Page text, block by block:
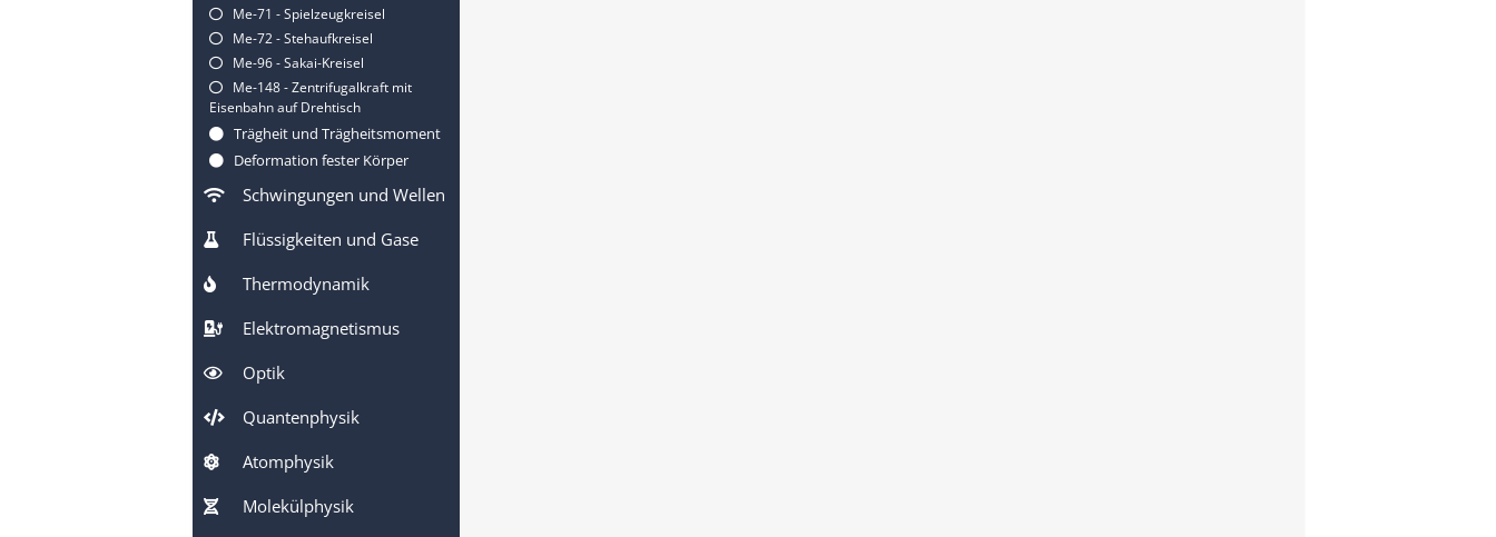
Me-71 - Spielzeugkreisel
Me-72 - Stehaufkreisel
Me-96 - Sakai-Kreisel
Me-148 - Zentrifugalkraft mit
Eisenbahn auf Drehtisch
Trägheit und Trägheitsmoment
Deformation fester Körper
Schwingungen und Wellen
Flüssigkeiten und Gase
Thermodynamik
Elektromagnetismus
Optik
Quantenphysik
Atomphysik
Molekülphysik